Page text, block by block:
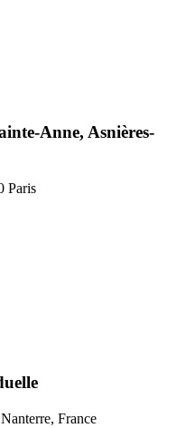
Anne, Asnières-
Paris
France